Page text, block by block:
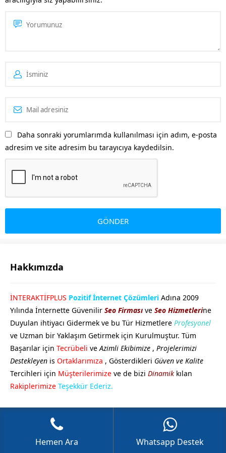
Pinterest’in kitlesine...
Daha sonraki yorumlarımda kullanılması için adım, e-posta
adresim ve site adresim bu tarayıcıya kaydedilsin.
Hakkımızda
İNTERAKTİFPLUS Pozitif İnternet Çözümleri Adına 2009
Yılında İnternette Güvenilir Seo Firması ve Seo Hizmetlerine
Duyulan ihtiyacı Gidermek ve bu Tür Hizmetlere Profesyonel
ve Uzman bir Yaklaşım Getirmek için Kurulmuştur. Tüm
Başarılar için Tecrübeli veAzimli Ekibimize , Projelerimizi
Destekleyen is Ortaklarımıza , Gösterdikleri Güven ve Kalite
Tercihleri için Müşterilerimize ve de bizi Dinamik kılan
Rakiplerimize Teşekkür Ederiz.
GÖKHAN GÖKMEN
Hemen Ara Whatsapp Destek